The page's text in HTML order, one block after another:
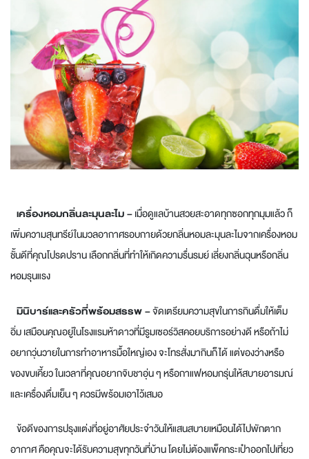
เครื่องหอมกลิ่นละมุนละไม –เมื่อดูแลบ้านสวยสะอาดทุกซอกทุกมุมแล้ว ก็
เพิ่มความสุนทรีย์ในมวลอากาศรอบกายด้วยกลิ่นหอมละมุนละไมจากเครื่องหอม
ชั้นดีที่คุณโปรดปราน เลือกกลิ่นที่ทำให้เกิดความรื่นรมย์ เลี่ยงกลิ่นฉุนหรือกลิ่น
หอมรุนแรง
มินิบาร์และครัวที่พร้อมสรรพ –จัดเตรียมความสุขในการกินดื่มให้เต็ม
อิ่ม เสมือนคุณอยู่ในโรงแรมห้าดาวที่มีรูมเซอร์วิสคอยบริการอย่างดี หรือถ้าไม่
อยากวุ่นวายในการทำอาหารมื้อใหญ่เอง จะโทรสั่งมากินก็ได้ แต่ของว่างหรือ
ของขบเคี้ยว ในเวลาที่คุณอยากจิบชาอุ่น ๆ หรือกาแฟหอมกรุ่นให้สบายอารมณ์
และเครื่องดื่มเย็น ๆ ควรมีพร้อมเอาไว้เสมอ
ข้อดีของการปรุงแต่งที่อยู่อาศัยประจำวันให้แสนสบายเหมือนได้ไปพักตาก
อากาศ คือคุณจะได้รับความสุขทุกวันที่บ้าน โดยไม่ต้องแพ็คกระเป๋าออกไปเที่ยว